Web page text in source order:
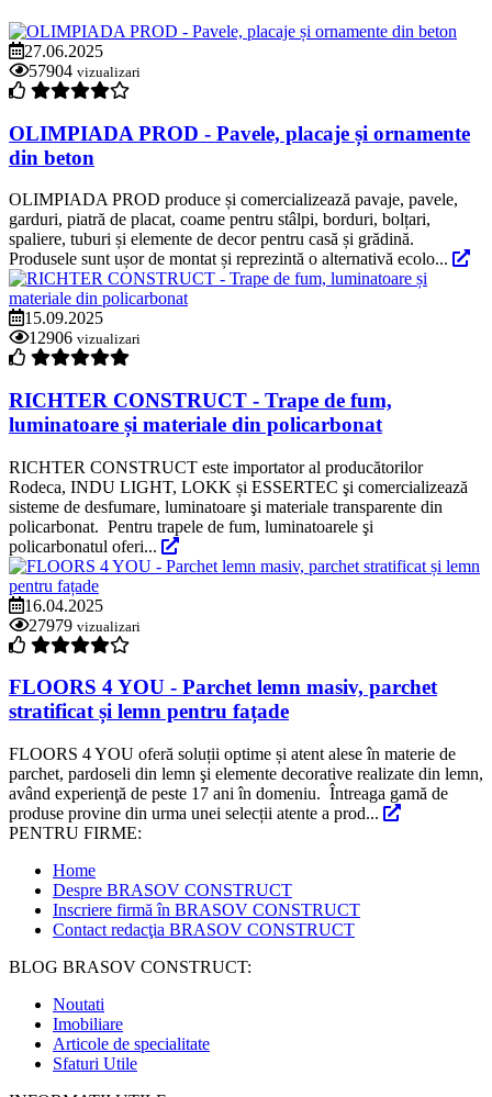
27.06.2025
57904 vizualizari
OLIMPIADA PROD - Pavele, placaje și ornamente
din beton
OLIMPIADA PROD produce și comercializează pavaje, pavele,
garduri, piatră de placat, coame pentru stâlpi, borduri, bolțari,
spaliere, tuburi și elemente de decor pentru casă și grădină.
Produsele sunt ușor de montat și reprezintă o alternativă ecolo...
15.09.2025
12906 vizualizari
RICHTER CONSTRUCT - Trape de fum,
luminatoare și materiale din policarbonat
RICHTER CONSTRUCT este importator al producătorilor
Rodeca, INDU LIGHT, LOKK și ESSERTEC şi comercializează
sisteme de desfumare, luminatoare şi materiale transparente din
policarbonat. Pentru trapele de fum, luminatoarele şi
policarbonatul oferi...
16.04.2025
27979 vizualizari
FLOORS 4 YOU - Parchet lemn masiv, parchet
stratificat și lemn pentru fațade
FLOORS 4 YOU oferă soluții optime și atent alese în materie de
parchet, pardoseli din lemn şi elemente decorative realizate din lemn,
având experienţă de peste 17 ani în domeniu. Întreaga gamă de
produse provine din urma unei selecții atente a prod...
PENTRU FIRME:
Home
Despre BRASOV CONSTRUCT
Inscriere firmă în BRASOV CONSTRUCT
Contact redacţia BRASOV CONSTRUCT
BLOG BRASOV CONSTRUCT:
Noutati
Imobiliare
Articole de specialitate
Sfaturi Utile